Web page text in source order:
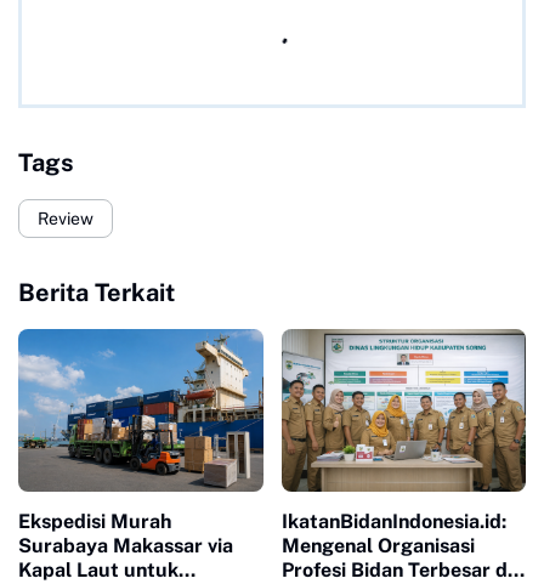
Tags
Review
Berita Terkait
Ekspedisi Murah
Surabaya Makassar via
Kapal Laut untuk
IkatanBidanIndonesia.id:
Mengenal Organisasi
Profesi Bidan Terbesar di